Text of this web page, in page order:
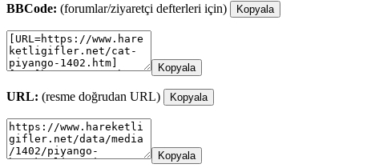
BBCode: (forumlar/ziyaretçi defterleri için) Kopyala
Kopyala
URL: (resme doğrudan URL) Kopyala
Kopyala